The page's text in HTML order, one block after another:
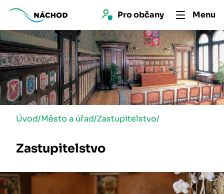
Pro občany Menu
Úvod/Město a úřad/Zastupitelstvo/
Zastupitelstvo